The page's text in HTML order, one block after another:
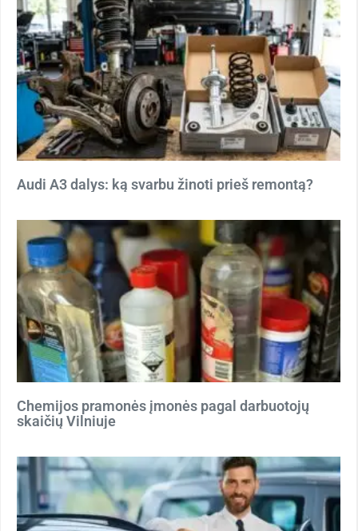
Audi A3 dalys: ką svarbu žinoti prieš remontą?
Chemijos pramonės įmonės pagal darbuotojų
skaičių Vilniuje